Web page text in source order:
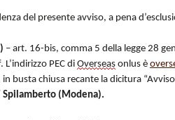
del presente avviso, a pena
– art. 16-bis, comma 5 della legge 28
PEC diOverseas onlus è
in busta chiusa recante la dicitura
Spilamberto (Modena).